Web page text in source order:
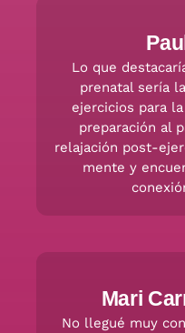
Lo que
prenatal sería
ejercicios para
preparación al
relajación post-
mente y
Mari
No llegué muy